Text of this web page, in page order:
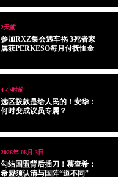
2天前
参加RXZ集会遇车祸 3死者家
属获PERKESO每月付抚恤金
4 小时前
选区拨款是给人民的！安华：
何时变成议员专属？
2026年 08月 3日
勾结国盟背后插刀！慕查希：
希盟须认清与国阵“道不同”